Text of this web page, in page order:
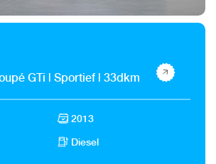
GTi | Sportief | 33dkm
2013
Diesel